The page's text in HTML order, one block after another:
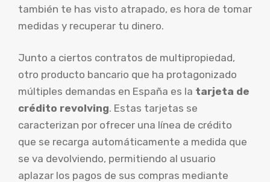
también te has visto atrapado, es hora de tomar
medidas y recuperar tu dinero.
Junto a ciertos contratos de multipropiedad,
otro producto bancario que ha protagonizado
múltiples demandas en España es la tarjeta de
crédito revolving. Estas tarjetas se
caracterizan por ofrecer una línea de crédito
que se recarga automáticamente a medida que
se va devolviendo, permitiendo al usuario
aplazar los pagos de sus compras mediante